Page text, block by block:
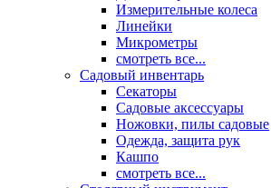
Измерительные колеса
Линейки
Микрометры
смотреть все...
Садовый инвентарь
Секаторы
Садовые аксессуары
Ножовки, пилы садовые
Одежда, защита рук
Кашпо
смотреть все...